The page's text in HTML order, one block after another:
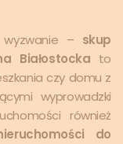
– skup
Białostocka to
czy domu z
wyprowadzki
również
do